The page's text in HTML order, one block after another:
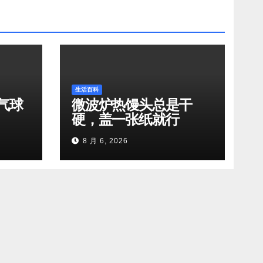
球
生活百科
微波炉热馒头总是干
硬，盖一张纸就行
8 月 6, 2026